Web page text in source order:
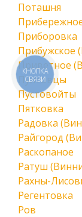
Поташня
Приборовка
Прибужское
Приветное
Пултовцы
Пустовойты
Пятковка
Радовка
Райгород
Раскопаное
Ратуш
Рахны-
Регентовка
Ров
КНОПКА
СВЯЗИ